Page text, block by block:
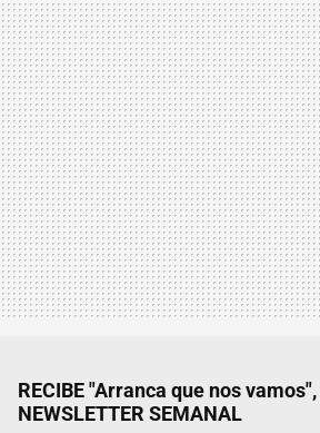
RECIBE "Arranca que nos
NEWSLETTER SEMANAL